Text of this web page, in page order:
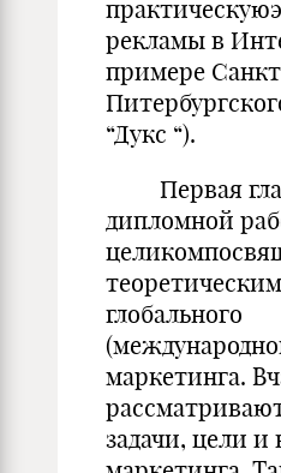
рекламы в
примере
“Дукс “).
Первая
дипломной
глобального
маркетинга.
задачи, цели и